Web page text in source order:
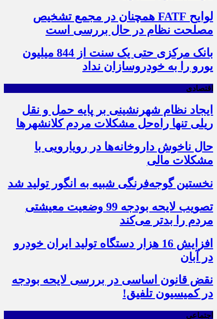
لوایح FATF همچنان در مجمع تشخیص
مصلحت نظام در حال بررسی است
بانک مرکزی حتی یک سنت از 844 میلیون
یورو را به خودروسازان نداد
اقتصادی
ایجاد نظام شهرنشینی بر پایه حمل و نقل
ریلی تنها راه‌حل مشکلات مردم کلانشهرها
حال ناخوش داروخانه‌ها در رویارویی با
مشکلات مالی
نخستین گوجه‌فرنگی شبیه به انگور تولید شد
تصویب لایحه بودجه 99 وضعیت معیشتی
مردم را بدتر می‌کند
افزایش 16 هزار دستگاه تولید ایران خودرو
در آبان
نقض قانون اساسی در بررسی لایحه بودجه
در کمیسیون تلفیق!
اجتماعی